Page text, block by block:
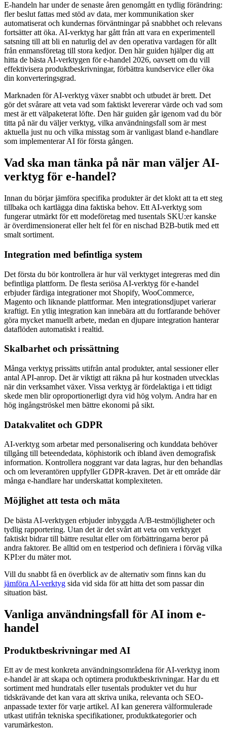
E-handeln har under de senaste åren genomgått en tydlig förändring:
fler beslut fattas med stöd av data, mer kommunikation sker
automatiserat och kundernas förväntningar på snabbhet och relevans
fortsätter att öka. AI-verktyg har gått från att vara en experimentell
satsning till att bli en naturlig del av den operativa vardagen för allt
från enmansföretag till stora kedjor. Den här guiden hjälper dig att
hitta de bästa AI-verktygen för e-handel 2026, oavsett om du vill
effektivisera produktbeskrivningar, förbättra kundservice eller öka
din konverteringsgrad.
Marknaden för AI-verktyg växer snabbt och utbudet är brett. Det
gör det svårare att veta vad som faktiskt levererar värde och vad som
mest är ett välpaketerat löfte. Den här guiden går igenom vad du bör
titta på när du väljer verktyg, vilka användningsfall som är mest
aktuella just nu och vilka misstag som är vanligast bland e-handlare
som implementerar AI för första gången.
Vad ska man tänka på när man väljer AI-
verktyg för e-handel?
Innan du börjar jämföra specifika produkter är det klokt att ta ett steg
tillbaka och kartlägga dina faktiska behov. Ett AI-verktyg som
fungerar utmärkt för ett modeföretag med tusentals SKU:er kanske
är överdimensionerat eller helt fel för en nischad B2B-butik med ett
smalt sortiment.
Integration med befintliga system
Det första du bör kontrollera är hur väl verktyget integreras med din
befintliga plattform. De flesta seriösa AI-verktyg för e-handel
erbjuder färdiga integrationer mot Shopify, WooCommerce,
Magento och liknande plattformar. Men integrationsdjupet varierar
kraftigt. En ytlig integration kan innebära att du fortfarande behöver
göra mycket manuellt arbete, medan en djupare integration hanterar
dataflöden automatiskt i realtid.
Skalbarhet och prissättning
Många verktyg prissätts utifrån antal produkter, antal sessioner eller
antal API-anrop. Det är viktigt att räkna på hur kostnaden utvecklas
när din verksamhet växer. Vissa verktyg är fördelaktiga i ett tidigt
skede men blir oproportionerligt dyra vid hög volym. Andra har en
hög ingångströskel men bättre ekonomi på sikt.
Datakvalitet och GDPR
AI-verktyg som arbetar med personalisering och kunddata behöver
tillgång till beteendedata, köphistorik och ibland även demografisk
information. Kontrollera noggrant var data lagras, hur den behandlas
och om leverantören uppfyller GDPR-kraven. Det är ett område där
många e-handlare har underskattat komplexiteten.
Möjlighet att testa och mäta
De bästa AI-verktygen erbjuder inbyggda A/B-testmöjligheter och
tydlig rapportering. Utan det är det svårt att veta om verktyget
faktiskt bidrar till bättre resultat eller om förbättringarna beror på
andra faktorer. Be alltid om en testperiod och definiera i förväg vilka
KPI:er du mäter mot.
Vill du snabbt få en överblick av de alternativ som finns kan du
jämföra AI-verktyg sida vid sida för att hitta det som passar din
situation bäst.
Vanliga användningsfall för AI inom e-
handel
Produktbeskrivningar med AI
Ett av de mest konkreta användningsområdena för AI-verktyg inom
e-handel är att skapa och optimera produktbeskrivningar. Har du ett
sortiment med hundratals eller tusentals produkter vet du hur
tidskrävande det kan vara att skriva unika, relevanta och SEO-
anpassade texter för varje artikel. AI kan generera välformulerade
utkast utifrån tekniska specifikationer, produktkategorier och
varumärkeston.